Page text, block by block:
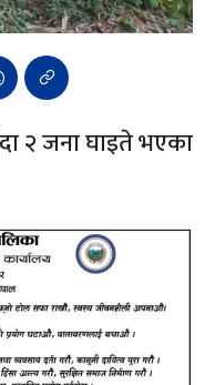
२ जना घाइते भएका